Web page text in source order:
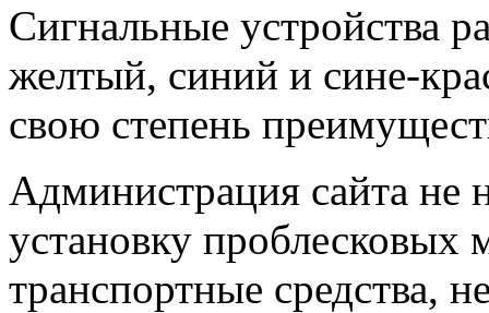
Сигнальные устройства
желтый, синий и сине-
свою степень
Администрация сайта не
установку проблесковых
транспортные средства,